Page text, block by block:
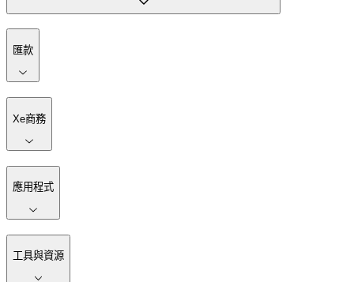
匯款
Xe商務
應用程式
工具與資源